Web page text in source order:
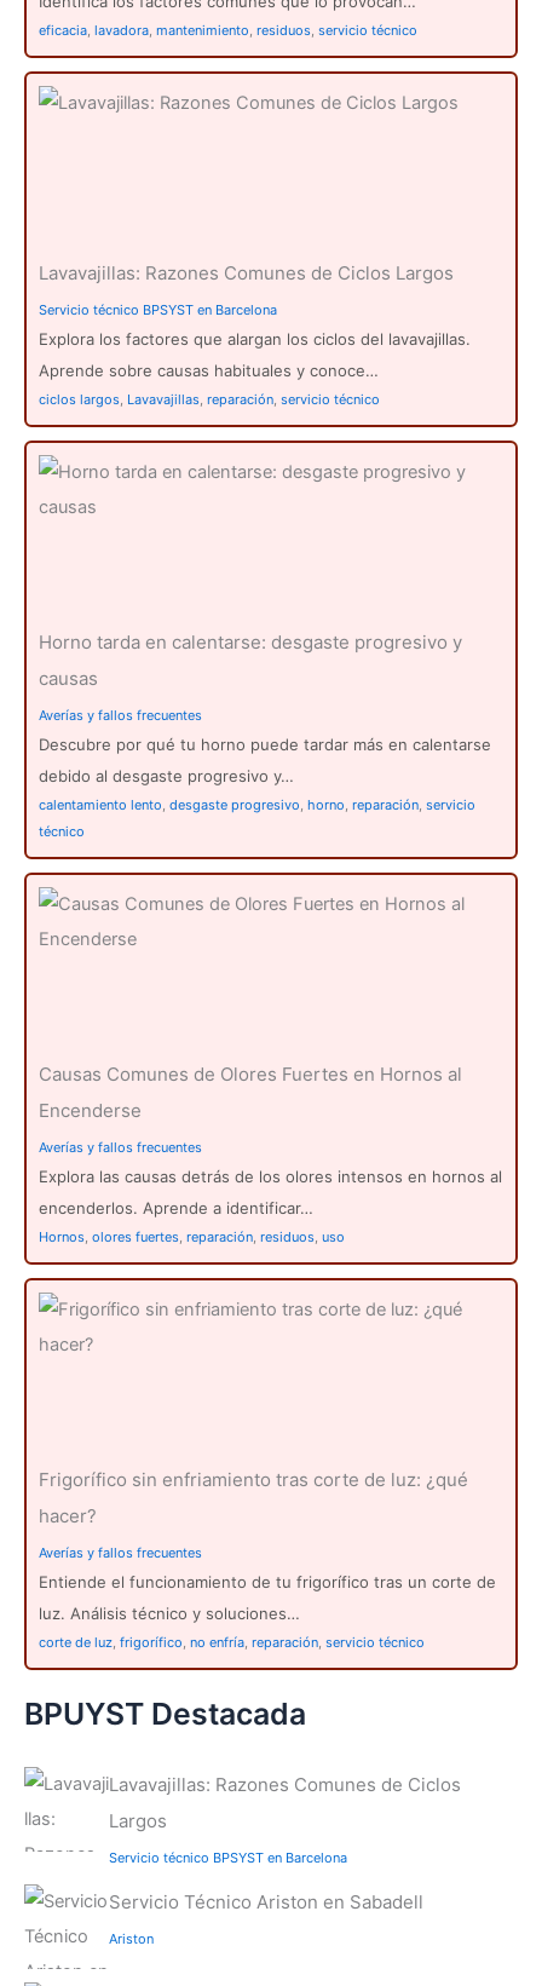
eficacia, lavadora, mantenimiento, residuos, servicio técnico
Lavavajillas: Razones Comunes de Ciclos Largos
Servicio técnico BPSYST en Barcelona
Explora los factores que alargan los ciclos del lavavajillas.
Aprende sobre causas habituales y conoce…
ciclos largos, Lavavajillas, reparación, servicio técnico
Horno tarda en calentarse: desgaste progresivo y
causas
Averías y fallos frecuentes
Descubre por qué tu horno puede tardar más en calentarse
debido al desgaste progresivo y…
calentamiento lento, desgaste progresivo, horno, reparación, servicio
técnico
Causas Comunes de Olores Fuertes en Hornos al
Encenderse
Averías y fallos frecuentes
Explora las causas detrás de los olores intensos en hornos al
encenderlos. Aprende a identificar…
Hornos, olores fuertes, reparación, residuos, uso
Frigorífico sin enfriamiento tras corte de luz: ¿qué
hacer?
Averías y fallos frecuentes
Entiende el funcionamiento de tu frigorífico tras un corte de
luz. Análisis técnico y soluciones…
corte de luz, frigorífico, no enfría, reparación, servicio técnico
BPUYST Destacada
Lavavajillas: Razones Comunes de Ciclos
Largos
Servicio técnico BPSYST en Barcelona
Servicio Técnico Ariston en Sabadell
Ariston